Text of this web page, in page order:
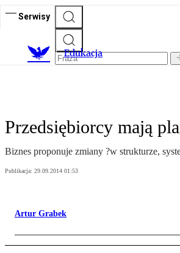
Serwisy
Edukacja
Przedsiębiorcy mają
Biznes proponuje zmiany ?w strukturze,
Publikacja: 29.09.2014 01:53
Artur Grabek